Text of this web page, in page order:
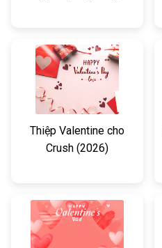
Thiệp Valentine cho
Crush (2026)